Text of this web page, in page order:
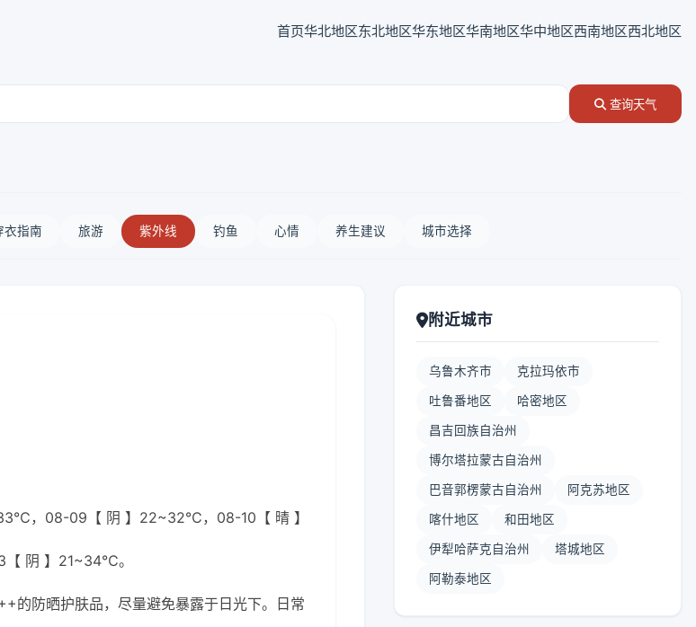
首页华北地区东北地区华东地区华南地区华中地区西南地区西北地区
查询天气
衣指南 旅游 紫外线 钓鱼 心情 养生建议 城市选择
，08-09【 阴 】22~32℃，08-10【 晴 】
阴 】21~34℃。
的防晒护肤品，尽量避免暴露于日光下。日常
附近城市
乌鲁木齐市 克拉玛依市
吐鲁番地区 哈密地区
昌吉回族自治州
博尔塔拉蒙古自治州
巴音郭楞蒙古自治州 阿克苏地区
喀什地区 和田地区
伊犁哈萨克自治州 塔城地区
阿勒泰地区